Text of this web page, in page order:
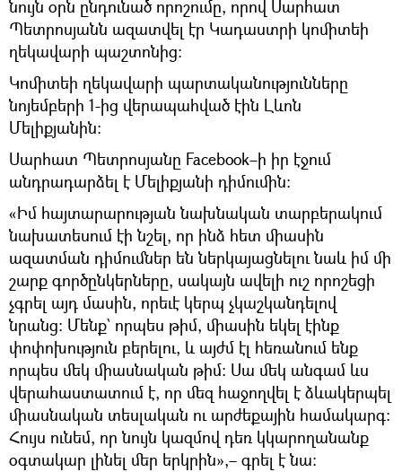
նույն օրն ընդունած որոշումը, որով Սարհատ
Պետրոսյանն ազատվել էր Կադաստրի կոմիտեի
ղեկավարի պաշտոնից։
Կոմիտեի ղեկավարի պարտականությունները
նոյեմբերի 1-ից վերապահված էին Լևոն
Մելիքյանին։
Սարհատ Պետրոսյանը Facebook–ի իր էջում
անդրադարձել է Մելիքյանի դիմումին։
«Իմ հայտարարության նախնական տարբերակում
նախատեսում էի նշել, որ ինձ հետ միասին
ազատման դիմումներ են ներկայացնելու նաև իմ մի
շարք գործընկերները, սակայն ավելի ուշ որոշեցի
չգրել այդ մասին, որեւէ կերպ չկաշկանդելով
նրանց։ Մենք` որպես թիմ, միասին եկել էինք
փոփոխություն բերելու, և այժմ էլ հեռանում ենք
որպես մեկ միասնական թիմ։ Սա մեկ անգամ ևս
վերահաստատում է, որ մեզ հաջողվել է ձևակերպել
միասնական տեսլական ու արժեքային համակարգ։
Հույս ունեմ, որ նույն կազմով դեռ կկարողանանք
օգտակար լինել մեր երկրին»,– գրել է նա։